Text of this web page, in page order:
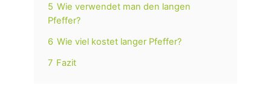
5 Wie verwendet man den langen
Pfeffer?
6 Wie viel kostet langer Pfeffer?
7 Fazit